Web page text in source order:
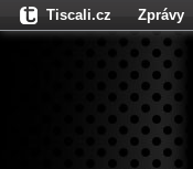
Tiscali.cz Zprávy
Fights.cz